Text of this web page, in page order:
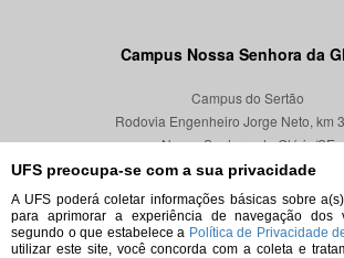
UFS preocupa-se com a sua privacidade
A UFS poderá coletar informações básicas sobre
para aprimorar a experiência de navegação dos
segundo o que estabelece a Política de Privacidade
utilizar este site, você concorda com a coleta e
Campus Nossa Senhora da
Campus do Sertão
Rodovia Engenheiro Jorge Neto, km
Nossa Senhora da Glória/SE
CEP 49680-000
Localização